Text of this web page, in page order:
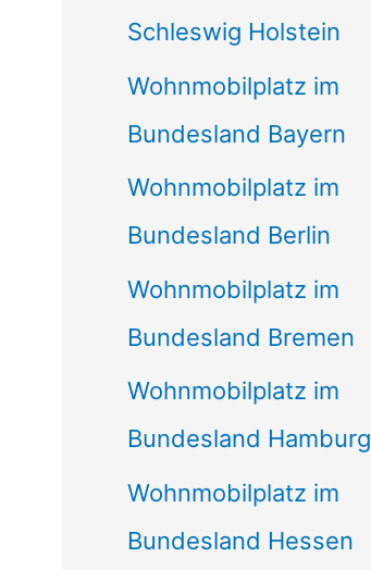
Schleswig Holstein
Wohnmobilplatz im
Bundesland Bayern
Wohnmobilplatz im
Bundesland Berlin
Wohnmobilplatz im
Bundesland Bremen
Wohnmobilplatz im
Bundesland Hamburg
Wohnmobilplatz im
Bundesland Hessen